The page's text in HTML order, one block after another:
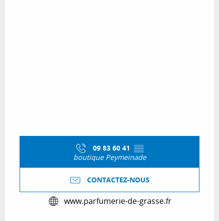
09 83 60 41 ▒▒
boutique Peymeinade
CONTACTEZ-NOUS
www.parfumerie-de-grasse.fr